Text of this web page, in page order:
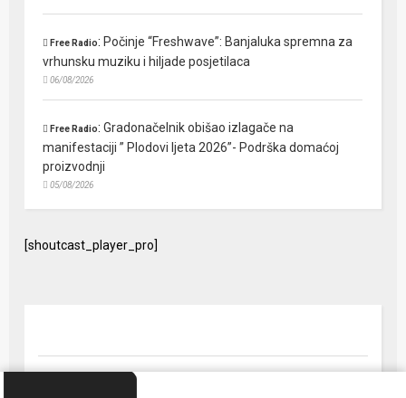
Free Radio: Počinje “Freshwave”: Banjaluka spremna za
vrhunsku muziku i hiljade posjetilaca
06/08/2026
Free Radio:Gradonačelnik obišao izlagače na
manifestaciji ” Plodovi ljeta 2026”- Podrška domaćoj
proizvodnji
05/08/2026
[shoutcast_player_pro]